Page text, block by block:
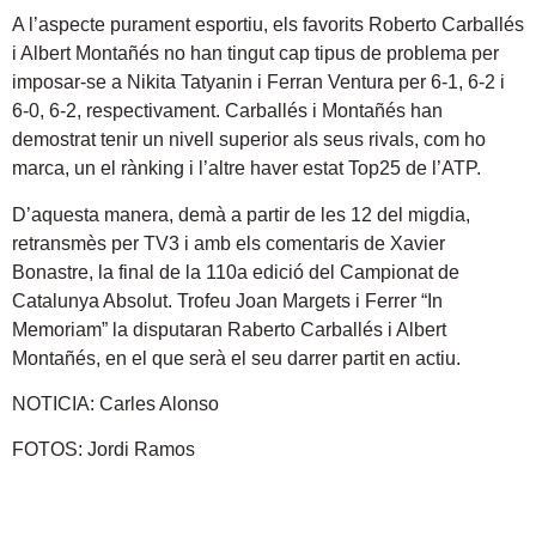
A l’aspecte purament esportiu, els favorits Roberto Carballés
i Albert Montañés no han tingut cap tipus de problema per
imposar-se a Nikita Tatyanin i Ferran Ventura per 6-1, 6-2 i
6-0, 6-2, respectivament. Carballés i Montañés han
demostrat tenir un nivell superior als seus rivals, com ho
marca, un el rànking i l’altre haver estat Top25 de l’ATP.
D’aquesta manera, demà a partir de les 12 del migdia,
retransmès per TV3 i amb els comentaris de Xavier
Bonastre, la final de la 110a edició del Campionat de
Catalunya Absolut. Trofeu Joan Margets i Ferrer “In
Memoriam” la disputaran Raberto Carballés i Albert
Montañés, en el que serà el seu darrer partit en actiu.
NOTICIA: Carles Alonso
FOTOS: Jordi Ramos